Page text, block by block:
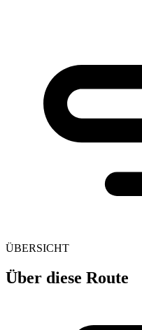
ÜBERSICHT
Über diese Route